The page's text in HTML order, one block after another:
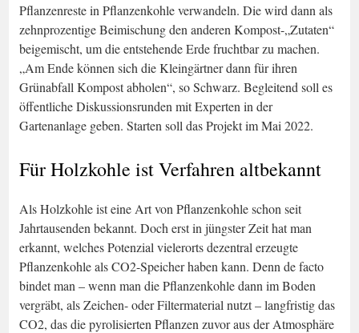
Pflanzenreste in Pflanzenkohle verwandeln. Die wird dann als
zehnprozentige Beimischung den anderen Kompost-„Zutaten“
beigemischt, um die entstehende Erde fruchtbar zu machen.
„Am Ende können sich die Kleingärtner dann für ihren
Grünabfall Kompost abholen“, so Schwarz. Begleitend soll es
öffentliche Diskussionsrunden mit Experten in der
Gartenanlage geben. Starten soll das Projekt im Mai 2022.
Für Holzkohle ist Verfahren altbekannt
Als Holzkohle ist eine Art von Pflanzenkohle schon seit
Jahrtausenden bekannt. Doch erst in jüngster Zeit hat man
erkannt, welches Potenzial vielerorts dezentral erzeugte
Pflanzenkohle als CO2-Speicher haben kann. Denn de facto
bindet man – wenn man die Pflanzenkohle dann im Boden
vergräbt, als Zeichen- oder Filtermaterial nutzt – langfristig das
CO2, das die pyrolisierten Pflanzen zuvor aus der Atmosphäre